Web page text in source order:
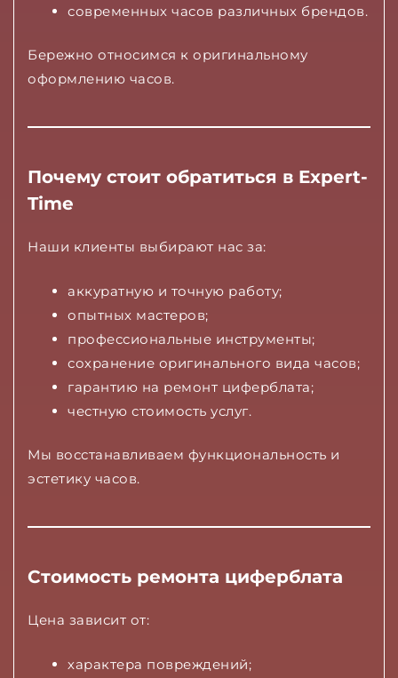
современных часов различных брендов.
Бережно относимся к оригинальному
оформлению часов.
Почему стоит обратиться в Expert-
Time
Наши клиенты выбирают нас за:
аккуратную и точную работу;
опытных мастеров;
профессиональные инструменты;
сохранение оригинального вида часов;
гарантию на ремонт циферблата;
честную стоимость услуг.
Мы восстанавливаем функциональность и
эстетику часов.
Стоимость ремонта циферблата
Цена зависит от:
характера повреждений;